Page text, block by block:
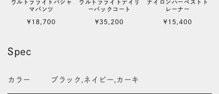
ウルトラライトパジャ
マパンツ
通
格
¥18,700
ウルトラライトデイリ
ーパックコート
通
¥35,200
ナイロンハーベストト
レーナー
通
¥15,400
Spec
カラー ブラック,ネイビー,カーキ